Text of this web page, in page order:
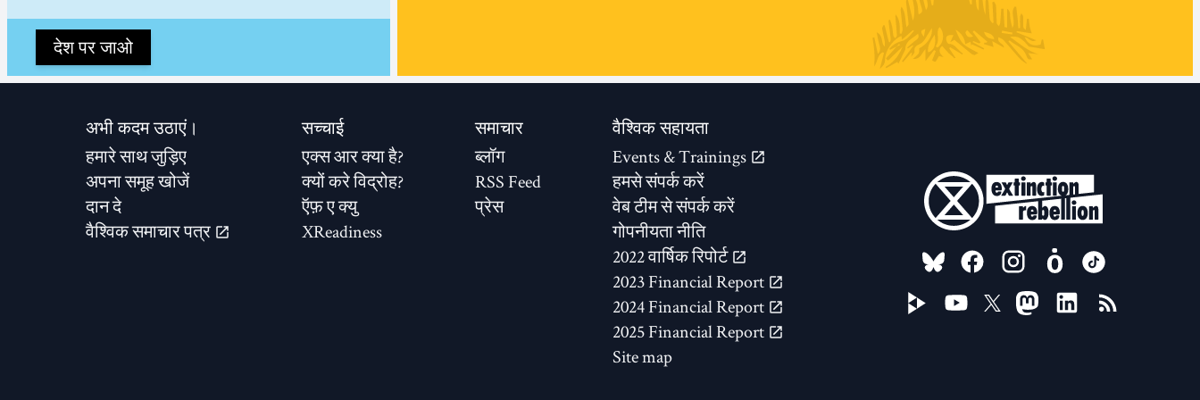
देश पर जाओ
अभी कदम उठाएं।
हमारे साथ जुड़िए
अपना समूह खोजें
दान दे
वैश्विक समाचार पत्र
सच्चाई
एक्स आर क्या है?
क्यों करे विद्रोह?
ऍफ़ ए क्यु
XReadiness
समाचार
ब्लॉग
RSS Feed
प्रेस
वैश्विक सहायता
Events & Trainings
हमसे संपर्क करें
वेब टीम से संपर्क करें
गोपनीयता नीति
2022 वार्षिक रिपोर्ट
2023 Financial Report
2024 Financial Report
2025 Financial Report
Site map
FOLLOW US ON